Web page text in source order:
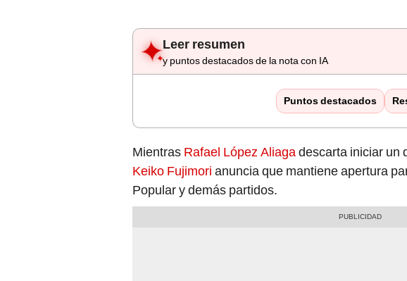
Leer resumen
y puntos destacados de la nota con IA
Puntos destacados
Mientras Rafael López Aliagadescarta iniciar un
Keiko Fujimori anuncia que mantiene apertura
Popular y demás partidos.